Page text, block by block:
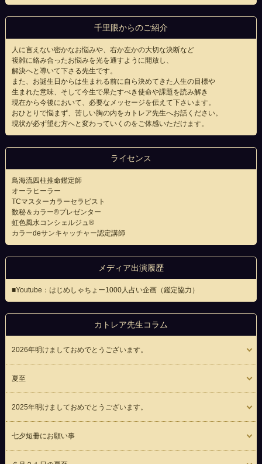
千里眼からのご紹介
人に言えない密かなお悩みや、右か左かの大切な決断など
複雑に絡み合ったお悩みを光を通すように開放し、
解決へと導いて下さる先生です。
また、お誕生日からは生まれる前に自ら決めてきた人生の目標や
生まれた意味、そして今生で果たすべき使命や課題を読み解き
現在から今後において、必要なメッセージを伝えて下さいます。
おひとりで悩まず、苦しい胸の内をカトレア先生へお話ください。
現状が必ず望む方へと変わっていくのをご体感いただけます。
ライセンス
鳥海流四柱推命鑑定師
オーラヒーラー
TCマスターカラーセラピスト
数秘＆カラー®プレゼンター
虹色風水コンシェルジュ®
カラーdeサンキャッチャー認定講師
メディア出演履歴
■Youtube：はじめしゃちょー1000人占い企画（鑑定協力）
カトレア先生コラム
2026年明けましておめでとうございます。
夏至
2025年明けましておめでとうございます。
七夕短冊にお願い事